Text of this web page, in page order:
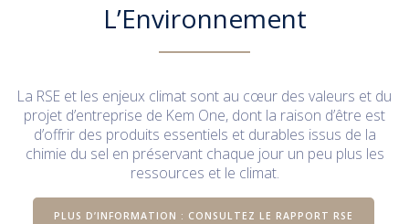
L’Environnement
La RSE et les enjeux climat sont au cœur des valeurs et du
projet d’entreprise de Kem One, dont la raison d’être est
d’offrir des produits essentiels et durables issus de la
chimie du sel en préservant chaque jour un peu plus les
ressources et le climat.
PLUS D’INFORMATION : CONSULTEZ LE RAPPORT RSE